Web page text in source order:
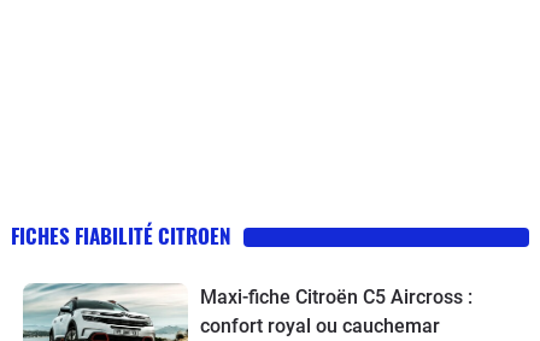
FICHES FIABILITÉ CITROEN
Maxi-fiche Citroën C5 Aircross :
confort royal ou cauchemar